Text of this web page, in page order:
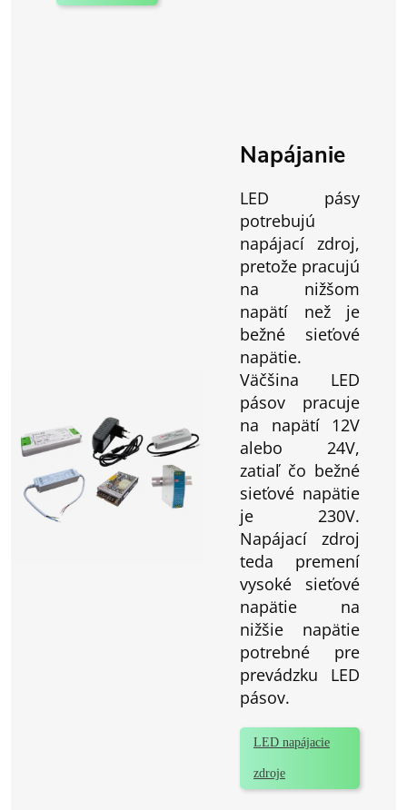
Napájanie
LED pásy
potrebujú
napájací zdroj,
pretože pracujú
na nižšom
napätí než je
bežné sieťové
napätie.
Väčšina LED
pásov pracuje
na napätí 12V
alebo 24V,
zatiaľ čo bežné
sieťové napätie
je 230V.
Napájací zdroj
teda premení
vysoké sieťové
napätie na
nižšie napätie
potrebné pre
prevádzku LED
pásov.
LED napájacie
zdroje